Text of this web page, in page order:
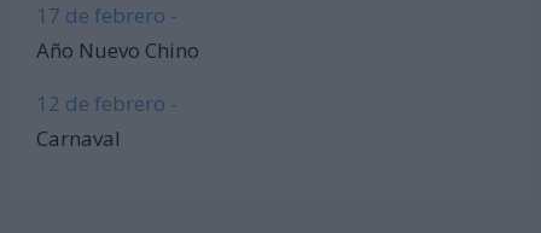
17 de febrero -
Año Nuevo Chino
12 de febrero -
Carnaval